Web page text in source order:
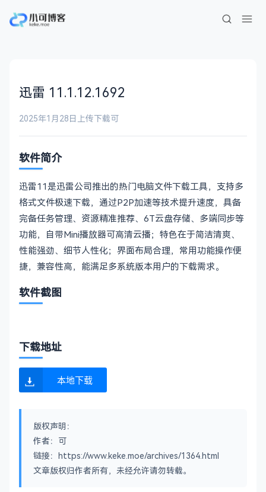
迅雷 11.1.12.1692
2025年1月28日 上传下载可
软件简介
迅雷11是迅雷公司推出的热门电脑文件下载工具，支持多
格式文件极速下载，通过P2P加速等技术提升速度，具备
完备任务管理、资源精准推荐、6T云盘存储、多端同步等
功能，自带Mini播放器可高清云播；特色在于简洁清爽、
性能强劲、细节人性化；界面布局合理，常用功能操作便
捷，兼容性高，能满足多系统版本用户的下载需求。
软件截图
下载地址
本地下载
版权声明：
作者：可
链接：https://www.keke.moe/archives/1364.html
文章版权归作者所有，未经允许请勿转载。